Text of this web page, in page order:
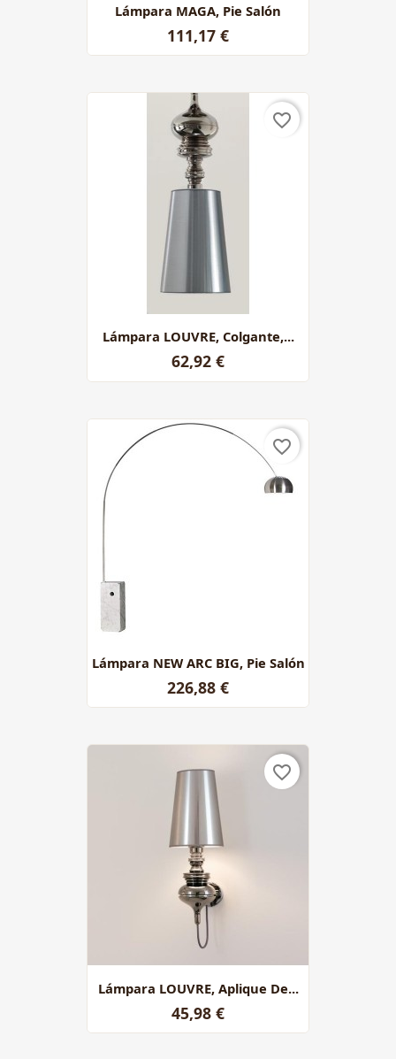
Lámpara MAGA, Pie Salón
111,17 €
Lámpara LOUVRE, Colgante,...
62,92 €
favorite_border
Lámpara NEW ARC BIG, Pie Salón
226,88 €
favorite_border
Lámpara LOUVRE, Aplique De...
45,98 €
favorite_border